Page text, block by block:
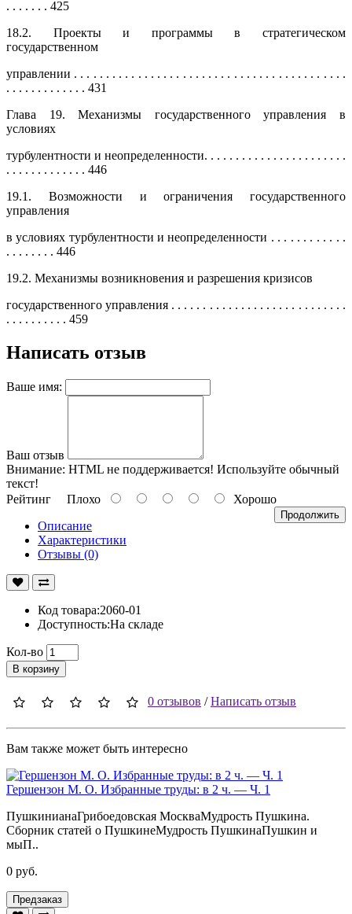
. . . . . . . 425
18.2. Проекты и программы в стратегическом
государственном
управлении . . . . . . . . . . . . . . . . . . . . . . . . . . . . . . . . . . . . . . . . . . .
. . . . . . . . . . . . . 431
Глава 19. Механизмы государственного управления в
условиях
турбулентности и неопределенности. . . . . . . . . . . . . . . . . . . . . . .
. . . . . . . . . . . . . 446
19.1. Возможности и ограничения государственного
управления
в условиях турбулентности и неопределенности . . . . . . . . . . . .
. . . . . . . . 446
19.2. Механизмы возникновения и разрешения кризисов
государственного управления . . . . . . . . . . . . . . . . . . . . . . . . . . . .
. . . . . . . . . . 459
Написать отзыв
Ваше имя:
Ваш отзыв
Внимание: HTML не поддерживается! Используйте обычный
текст!
Рейтинг Плохо Хорошо
Продолжить
Описание
Характеристики
Отзывы (0)
Код товара:2060-01
Доступность:На складе
Кол-во
В корзину
0 отзывов /Написать отзыв
Вам также может быть интересно
Гершензон М. О. Избранные труды: в 2 ч. — Ч. 1
ПушкинианаГрибоедовская МоскваМудрость Пушкина.
Сборник статей о ПушкинеМудрость ПушкинаПушкин и
мыП..
0 руб.
Предзаказ